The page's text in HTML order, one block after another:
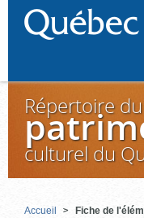
Répertoire du
culturel du
Accueil Fiche de